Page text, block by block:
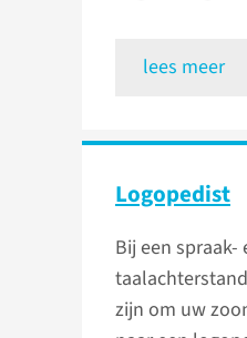
lees meer
Logopedist
Bij een spraak-
zijn om uw